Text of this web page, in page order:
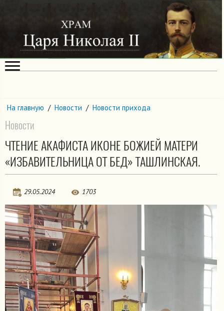
На главную / Новости / Новости прихода
Новости
ЧТЕНИЕ АКАФИСТА ИКОНЕ БОЖИЕЙ МАТЕРИ
«ИЗБАВИТЕЛЬНИЦА ОТ БЕД» ТАШЛИНСКАЯ.
29.05.2024 1703